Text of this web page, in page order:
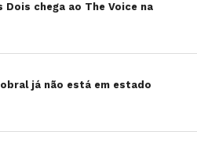
Dois chega ao The Voice na
já não está em estado